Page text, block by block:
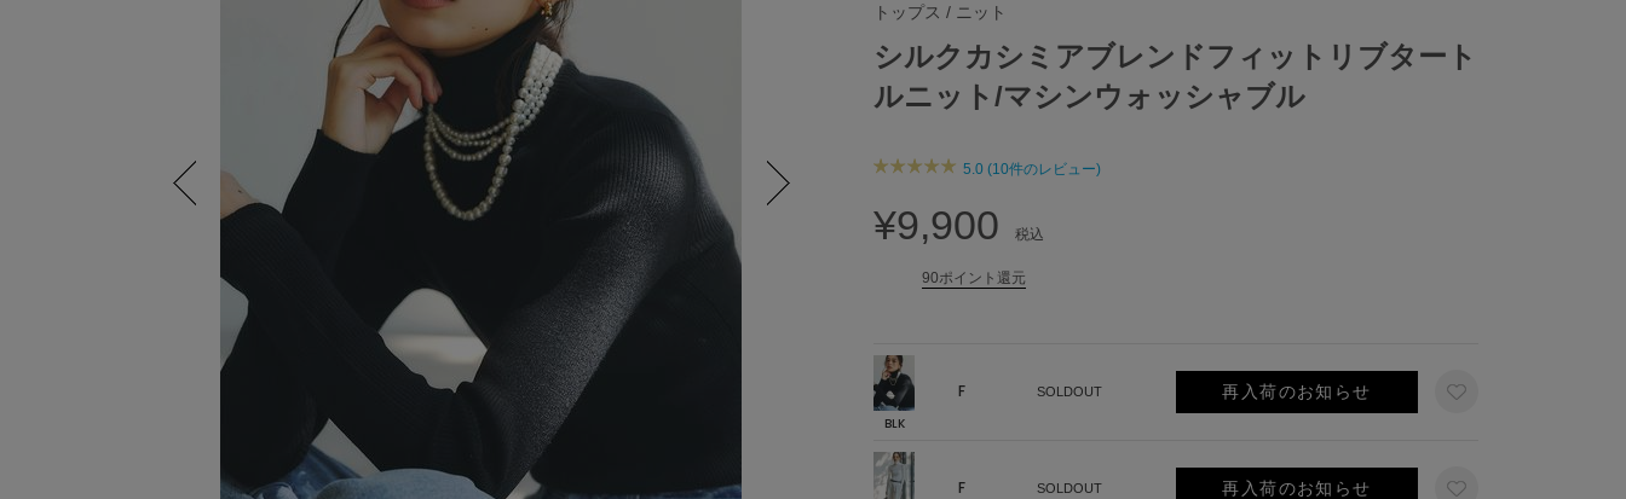
トップス / ニット
シルクカシミアブレンドフィットリブタート
ルニット/マシンウォッシャブル
5.0 (10件のレビュー)
¥9,900 税込
90ポイント還元
BLK
F SOLDOUT 再入荷のお知らせ
F SOLDOUT 再入荷のお知らせ